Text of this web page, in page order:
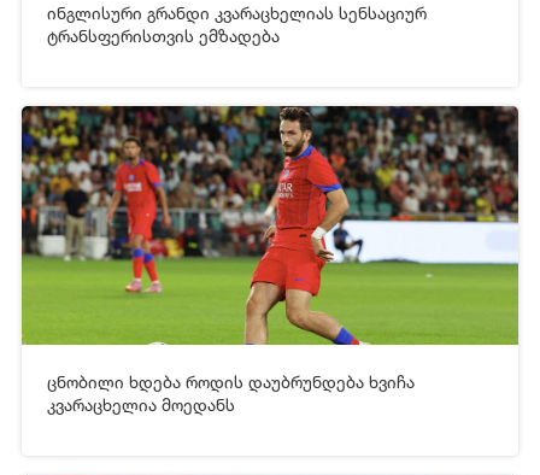
[xfgiven_video2][/xfgiven_video2]
ინგლისური გრანდი კვარაცხელიას სენსაციურ
ტრანსფერისთვის ემზადება
[xfgiven_video2][/xfgiven_video2]
ცნობილი ხდება როდის დაუბრუნდება ხვიჩა
კვარაცხელია მოედანს